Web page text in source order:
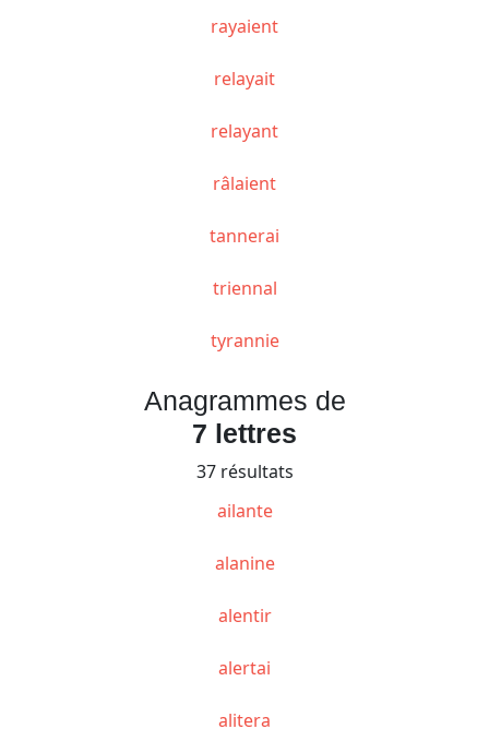
rayaient
relayait
relayant
râlaient
tannerai
triennal
tyrannie
Anagrammes de
7 lettres
37 résultats
ailante
alanine
alentir
alertai
alitera